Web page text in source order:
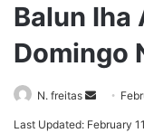
Balun Iha
Domingo
N. freitas
Send
an
Last Updated: February